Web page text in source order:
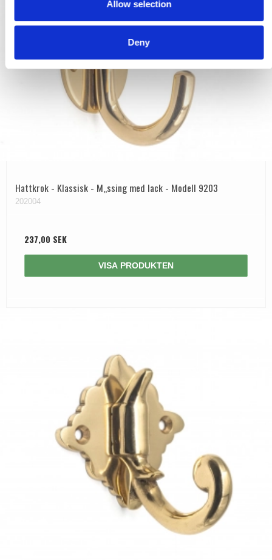
Allow selection
Deny
Hattkrok - Klassisk - M„ssing med lack - Modell 9203
202004
237,00 SEK
VISA PRODUKTEN